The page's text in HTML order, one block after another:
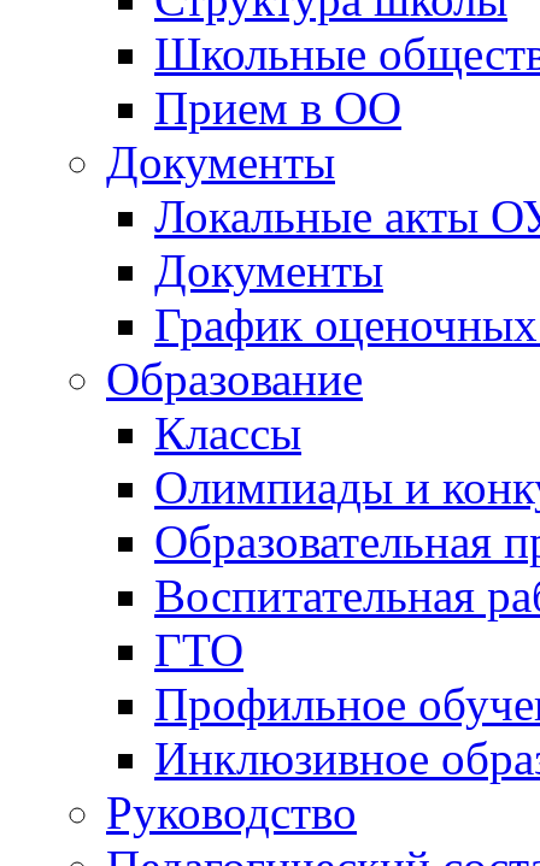
Школьные
Прием в ОО
Документы
Локальные акты
Документы
График
Образование
Классы
Олимпиады и
Образовательная
Воспитательная
ГТО
Профильное
Инклюзивное
Руководство